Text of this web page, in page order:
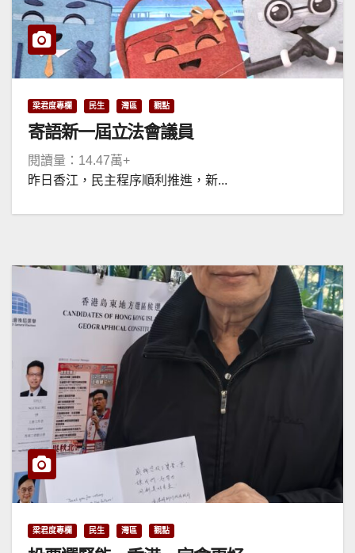
梁君度專欄 民生 灣區 觀點
寄語新一屆立法會議員
閱讀量：14.47萬+
昨日香江，民主程序順利推進，新...
梁君度專欄 民生 灣區 觀點